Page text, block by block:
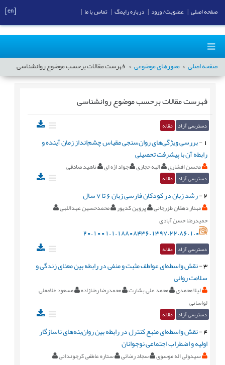
صفحه اصلی محورهای موضوعی فهرست مقالات برحسب موضوعروانشناسی
فهرست مقالات برحسب موضوعروانشناسی
دسترسی آزاد مقاله
-بررسی ويژگی‌های روان‌سنجی مقیاس چشم‌انداز زمان آینده و
رابطه آن با پیشرفت تحصیلی
محسن افشاری الهه حجازی جواد اژه ای ناهید صادقی
دسترسی آزاد مقاله
2
-رشد زبان در کودکان فارسی زبان 6 تا 7 سال
مهناز دهقان طزرجانی پروین کدیور
محمدحسین عبداللهی
حمیدرضا حسن آبادی
20.1001.1.18808436.1397.22.86.1.0
دسترسی آزاد مقاله
3
-نقش واسطه‌ای عواطف مثبت و منفی در رابطه بین معنای زندگی و
سلامت روانی
لیلا محمدی محمد علی بشارت محمدرضا رضازاده
مسعود غلامعلی
لواسانی
دسترسی آزاد مقاله
4
-نقش واسطه‌ای منبع کنترل در رابطه بین روان‌بنه‌های ناسازگار
اولیه و اضطراب اجتماعی نوجوانان
سیدولی اله موسوی سجاد رضائی
ستاره عاطفی کرجوندانی
صفحه اصلی عضویت/ ورود درباره رایمگ تماس با ما